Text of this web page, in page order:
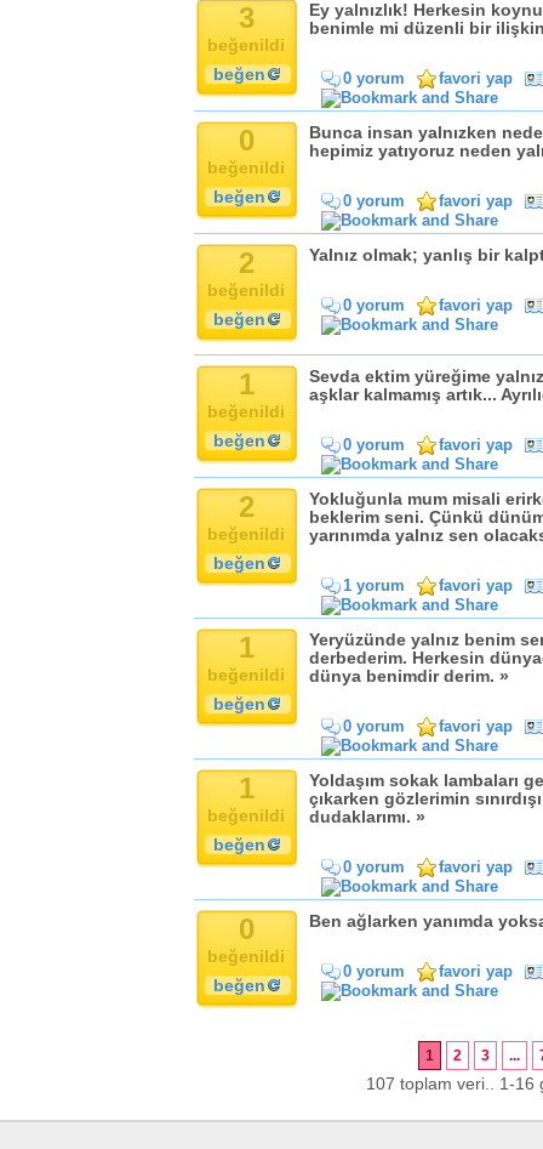
3
beğenildi
beğen
Ey yalnızlık! Herkesin
benimle mi düzenli bir
0 yorum favori yap
0
beğenildi
beğen
Bunca insan yalnızken
hepimiz yatıyoruz neden
0 yorum favori yap
2
beğenildi
beğen
Yalnız olmak; yanlış bir
0 yorum favori yap
1
beğenildi
beğen
Sevda ektim yüreğime
aşklar kalmamış artık...
0 yorum favori yap
2
beğenildi
beğen
Yokluğunla mum misali
beklerim seni. Çünkü
yarınımda yalnız sen
1 yorum favori yap
1
beğenildi
beğen
Yeryüzünde yalnız benim
derbederim. Herkesin
dünya benimdir derim. »
0 yorum favori yap
1
beğenildi
beğen
Yoldaşım sokak lambaları
çıkarken gözlerimin
dudaklarımı. »
0 yorum favori yap
0
beğenildi
beğen
Ben ağlarken yanımda
0 yorum favori yap
1 2 3 ...
107 toplam veri.. 1-16